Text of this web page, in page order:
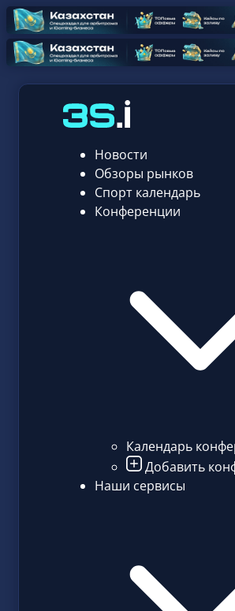
Новости
Обзоры рынков
Спорт календарь
Конференции
Календарь
Добавить
Наши сервисы